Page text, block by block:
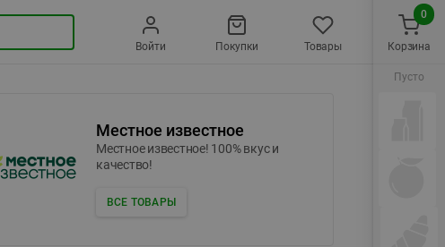
Войти Покупки Товары
Местное известное
Местное известное! 100% вкус и
качество!
ВСЕ ТОВАРЫ
Корзина
0
Пусто